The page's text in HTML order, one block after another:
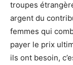
troupes
argent du
femmes qui
payer le prix
ils ont besoin,